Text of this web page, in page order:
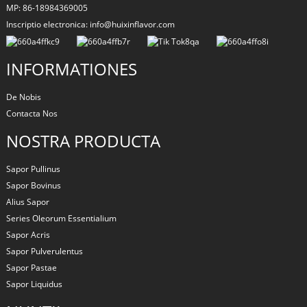
MP: 86-18984369005
Inscriptio electronica: info@huixinflavor.com
INFORMATIONES
De Nobis
Contacta Nos
NOSTRA PRODUCTA
Sapor Pullinus
Sapor Bovinus
Alius Sapor
Series Oleorum Essentialium
Sapor Acris
Sapor Pulverulentus
Sapor Pastae
Sapor Liquidus